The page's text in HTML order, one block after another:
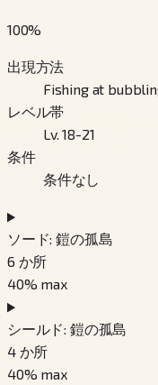
100%
出現方法
Fishing at
レベル帯
Lv. 18-21
条件
条件なし
ソード: 鎧の孤島
6 か所
40% max
シールド: 鎧の孤島
4 か所
40% max